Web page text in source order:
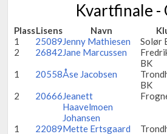
Kvartfinale -
PlassLisens Navn
1
25089Jenny Mathiesen Solør
2
26842Jane Marcussen
BK
1
20558Åse Jacobsen
BK
2
20666Jeanett
Haavelmoen
Johansen
1 22089Mette Ertsgaard